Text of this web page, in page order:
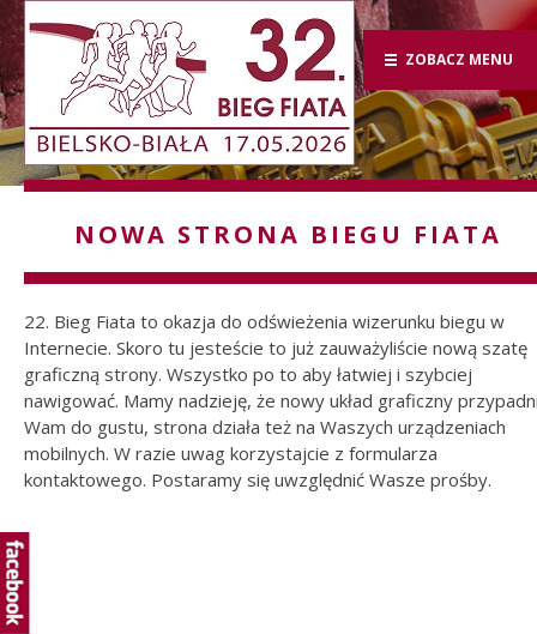
ZOBACZ MENU
NOWA STRONA BIEGU FIATA
22. Bieg Fiata to okazja do odświeżenia wizerunku biegu w
Internecie. Skoro tu jesteście to już zauważyliście nową szatę
graficzną strony. Wszystko po to aby łatwiej i szybciej
nawigować. Mamy nadzieję, że nowy układ graficzny
Wam do gustu, strona działa też na Waszych urządzeniach
mobilnych. W razie uwag korzystajcie z formularza
kontaktowego. Postaramy się uwzględnić Wasze prośby.